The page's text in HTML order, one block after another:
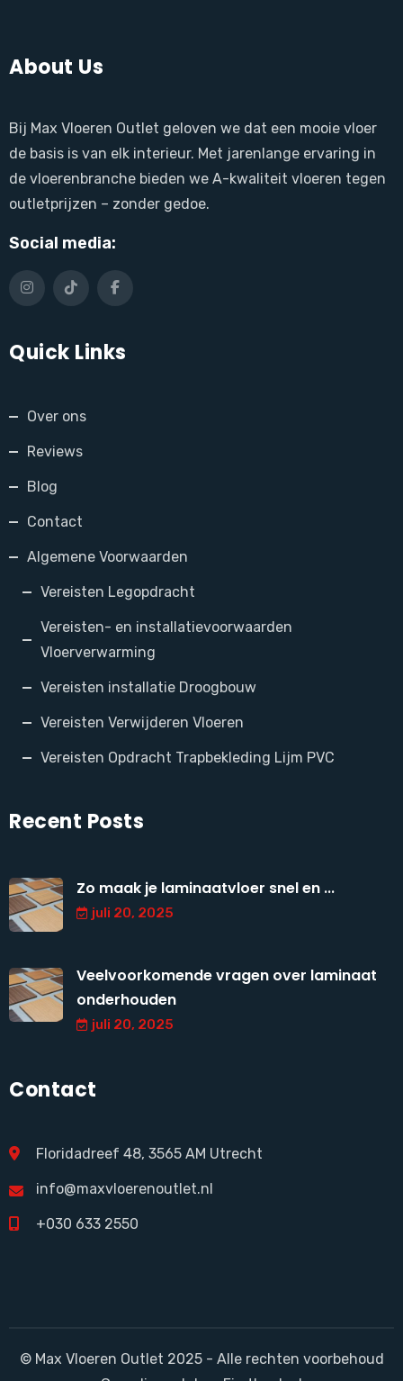
About Us
Bij Max Vloeren Outlet geloven we dat een mooie vloer
de basis is van elk interieur. Met jarenlange ervaring in
de vloerenbranche bieden we A-kwaliteit vloeren tegen
outletprijzen – zonder gedoe.
Social media:
Quick Links
Over ons
Reviews
Blog
Contact
Algemene Voorwaarden
Vereisten Legopdracht
Vereisten- en installatievoorwaarden
Vloerverwarming
Vereisten installatie Droogbouw
Vereisten Verwijderen Vloeren
Vereisten Opdracht Trapbekleding Lijm PVC
Recent Posts
Zo maak je laminaatvloer snel en ...
juli 20, 2025
Veelvoorkomende vragen over laminaat
onderhouden
juli 20, 2025
Contact
Floridadreef 48, 3565 AM Utrecht
info@maxvloerenoutlet.nl
+030 633 2550
© Max Vloeren Outlet 2025 - Alle rechten voorbehoud